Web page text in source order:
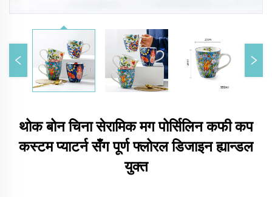
थोक बोन चिना सेरामिक मग पोर्सिलिन कफी कप
कस्टम प्याटर्न सँग पूर्ण फ्लोरल डिजाइन ह्यान्डल
युक्त